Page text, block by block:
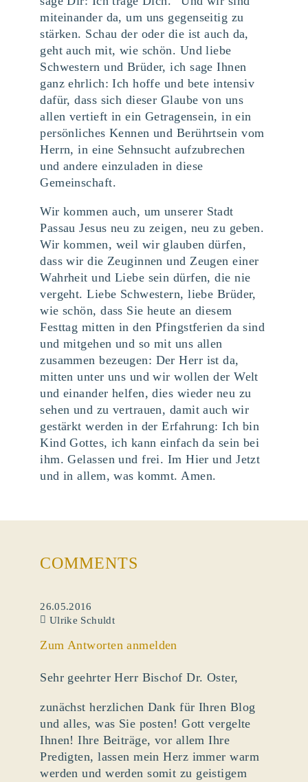
miteinander da, um uns gegenseitig zu
stärken. Schau der oder die ist auch da,
geht auch mit, wie schön. Und liebe
Schwestern und Brüder, ich sage Ihnen
ganz ehrlich: Ich hoffe und bete intensiv
dafür, dass sich dieser Glaube von uns
allen vertieft in ein Getragensein, in ein
persönliches Kennen und Berührtsein vom
Herrn, in eine Sehnsucht aufzubrechen
und andere einzuladen in diese
Gemeinschaft.
Wir kommen auch, um unserer Stadt
Passau Jesus neu zu zeigen, neu zu geben.
Wir kommen, weil wir glauben dürfen,
dass wir die Zeuginnen und Zeugen einer
Wahrheit und Liebe sein dürfen, die nie
vergeht. Liebe Schwestern, liebe Brüder,
wie schön, dass Sie heute an diesem
Festtag mitten in den Pfingstferien da sind
und mitgehen und so mit uns allen
zusammen bezeugen: Der Herr ist da,
mitten unter uns und wir wollen der Welt
und einander helfen, dies wieder neu zu
sehen und zu vertrauen, damit auch wir
gestärkt werden in der Erfahrung: Ich bin
Kind Gottes, ich kann einfach da sein bei
ihm. Gelassen und frei. Im Hier und Jetzt
und in allem, was kommt. Amen.
COMMENTS
26.05.2016
Ulrike Schuldt
Zum Antworten anmelden
Sehr geehrter Herr Bischof Dr. Oster,
zunächst herzlichen Dank für Ihren Blog
und alles, was Sie posten! Gott vergelte
Ihnen! Ihre Beiträge, vor allem Ihre
Predigten, lassen mein Herz immer warm
werden und werden somit zu geistigem